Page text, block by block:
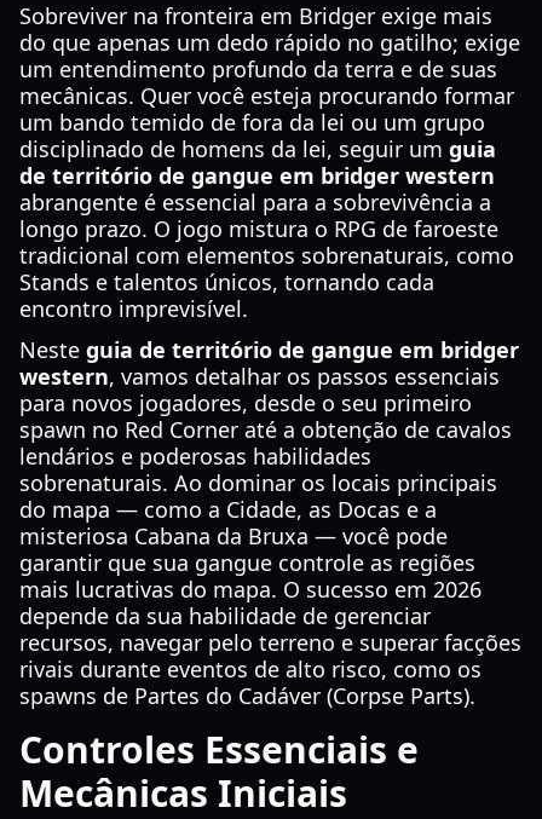
Sobreviver na fronteira em Bridger exige mais
do que apenas um dedo rápido no gatilho; exige
um entendimento profundo da terra e de suas
mecânicas. Quer você esteja procurando formar
um bando temido de fora da lei ou um grupo
disciplinado de homens da lei, seguir um guia
de território de gangue em bridger western
abrangente é essencial para a sobrevivência a
longo prazo. O jogo mistura o RPG de faroeste
tradicional com elementos sobrenaturais, como
Stands e talentos únicos, tornando cada
encontro imprevisível.
Neste guia de território de gangue em bridger
western, vamos detalhar os passos essenciais
para novos jogadores, desde o seu primeiro
spawn no Red Corner até a obtenção de cavalos
lendários e poderosas habilidades
sobrenaturais. Ao dominar os locais principais
do mapa — como a Cidade, as Docas e a
misteriosa Cabana da Bruxa — você pode
garantir que sua gangue controle as regiões
mais lucrativas do mapa. O sucesso em 2026
depende da sua habilidade de gerenciar
recursos, navegar pelo terreno e superar facções
rivais durante eventos de alto risco, como os
spawns de Partes do Cadáver (Corpse Parts).
Controles Essenciais e
Mecânicas Iniciais